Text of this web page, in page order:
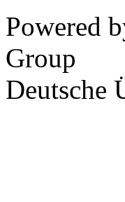
Powered
Group
Deutsche